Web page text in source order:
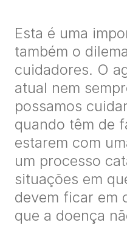
Esta é uma
também o
cuidadores. O
atual nem
possamos
quando têm de
estarem com
um processo
situações em
devem ficar em
que a doença